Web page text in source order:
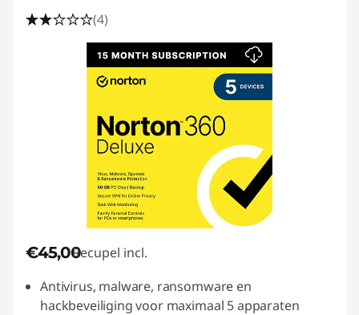
(4)
€45,00Recupel incl.
Antivirus, malware, ransomware en
hackbeveiliging voor maximaal 5 apparaten